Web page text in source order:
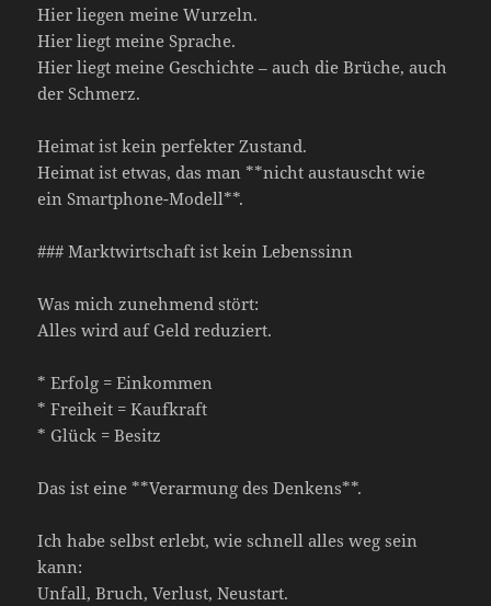
Hier liegen meine Wurzeln.
Hier liegt meine Sprache.
Hier liegt meine Geschichte – auch die Brüche, auch
der Schmerz.
Heimat ist kein perfekter Zustand.
Heimat ist etwas, das man **nicht austauscht wie
ein Smartphone-Modell**.
### Marktwirtschaft ist kein Lebenssinn
Was mich zunehmend stört:
Alles wird auf Geld reduziert.
* Erfolg = Einkommen
* Freiheit = Kaufkraft
* Glück = Besitz
Das ist eine **Verarmung des Denkens**.
Ich habe selbst erlebt, wie schnell alles weg sein
kann:
Unfall, Bruch, Verlust, Neustart.